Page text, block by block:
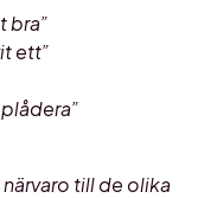
bra”
ett”
till de olika